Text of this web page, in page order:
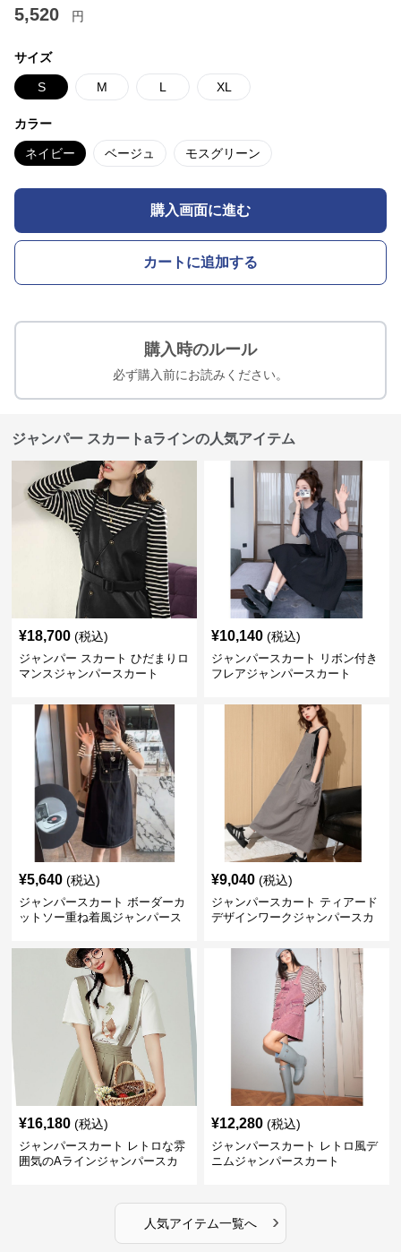
5,520 円
サイズ
S M L XL
カラー
ネイビー ベージュ モスグリーン
購入画面に進む
カートに追加する
購入時のルール
必ず購入前にお読みください。
ジャンパー スカートaラインの人気アイテム
¥18,700 (税込)
ジャンパー スカート ひだまりロ
マンスジャンパースカート
¥10,140 (税込)
ジャンパースカート リボン付き
フレアジャンパースカート
¥5,640 (税込)
ジャンパースカート ボーダーカ
ットソー重ね着風ジャンパース
¥9,040 (税込)
ジャンパースカート ティアード
デザインワークジャンパースカ
¥16,180 (税込)
ジャンパースカート レトロな雰
囲気のAラインジャンパースカ
¥12,280 (税込)
ジャンパースカート レトロ風デ
ニムジャンパースカート
人気アイテム一覧へ ›